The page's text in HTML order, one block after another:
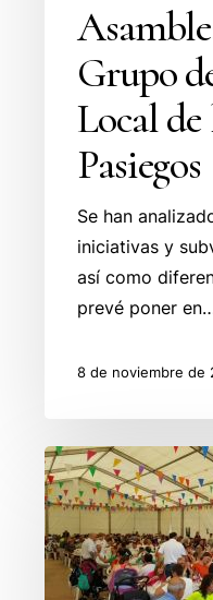
Valles
Pasiegos
Grupo
Local de
Pasiegos
Se han
iniciativas y
así como
prevé poner
8 de noviembre de
Exito
de
participación
un
año